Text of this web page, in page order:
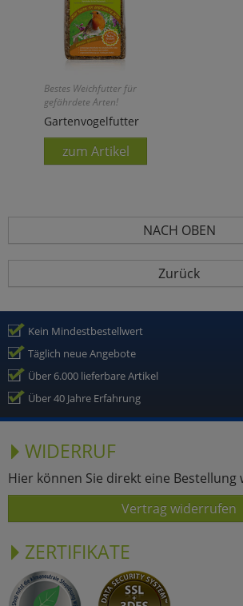
Bestes Weichfutter für
gefährdete Arten!
Gartenvogelfutter
zum Artikel
NACH OBEN
Zurück
Kein Mindestbestellwert
Täglich neue Angebote
Über 6.000 lieferbare Artikel
Über 40 Jahre Erfahrung
WIDERRUF
Hier können Sie direkt eine Bestellung
Vertrag widerrufen
ZERTIFIKATE